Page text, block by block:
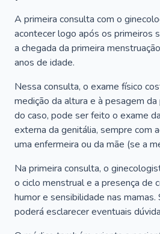
A primeira consulta com o
acontecer logo após os primeiros
a chegada da primeira
anos de idade.
Nessa consulta, o exame físico
medição da altura e à pesagem
do caso, pode ser feito o exame
externa da genitália, sempre com
uma enfermeira ou da mãe (se a
Na primeira consulta, o
o ciclo menstrual e a presença de
humor e sensibilidade nas
poderá esclarecer eventuais